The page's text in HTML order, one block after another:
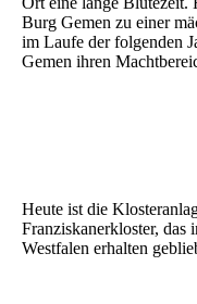
Burg Gemen zu einer
im Laufe der folgenden
Gemen ihren
Heute ist die
Franziskanerkloster, das
Westfalen erhalten